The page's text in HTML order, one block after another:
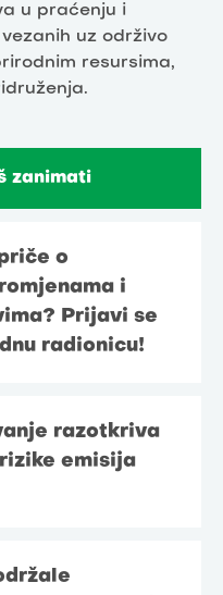
u praćenju i
uz održivo
resursima,
zanimati
o
i
Prijavi se
radionicu!
razotkriva
emisija